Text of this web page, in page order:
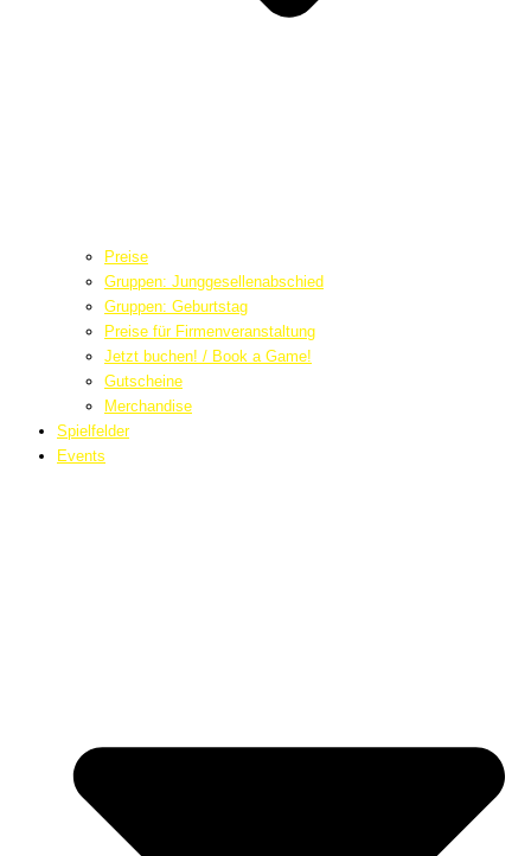
Preise
Gruppen: Junggesellenabschied
Gruppen: Geburtstag
Preise für Firmenveranstaltung
Jetzt buchen! / Book a Game!
Gutscheine
Merchandise
Spielfelder
Events